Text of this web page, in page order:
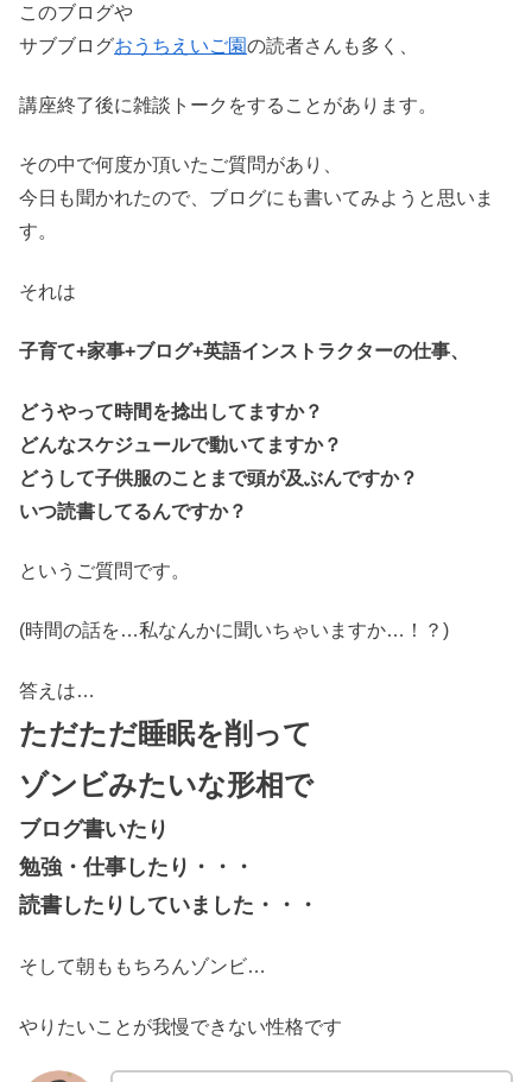
このブログや
サブブログおうちえいご園の読者さんも多く、
講座終了後に雑談トークをすることがあります。
その中で何度か頂いたご質問があり、
今日も聞かれたので、ブログにも書いてみようと思いま
す。
それは
子育て+家事+ブログ+英語インストラクターの仕事、
どうやって時間を捻出してますか？
どんなスケジュールで動いてますか？
どうして子供服のことまで頭が及ぶんですか？
いつ読書してるんですか？
というご質問です。
(時間の話を…私なんかに聞いちゃいますか…！？)
答えは…
ただただ睡眠を削って
ゾンビみたいな形相で
ブログ書いたり
勉強・仕事したり・・・
読書したりしていました・・・
そして朝ももちろんゾンビ…
やりたいことが我慢できない性格です